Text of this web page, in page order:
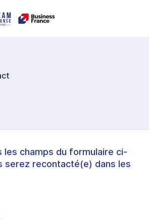
les champs du formulaire ci-
serez recontacté(e) dans les